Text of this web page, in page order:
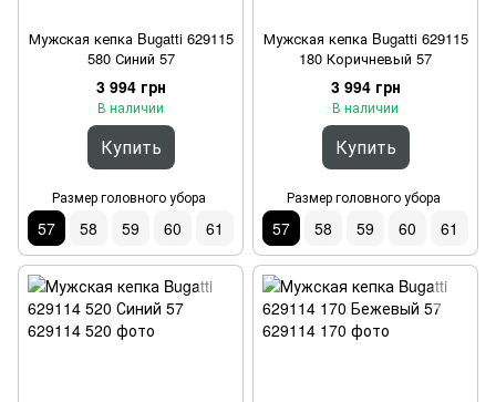
Мужская кепка Bugatti 629115
580 Синий 57
3 994 грн
В наличии
Купить
Размер головного убора
57 58 59 60 61
Мужская кепка Bugatti 629115
180 Коричневый 57
3 994 грн
В наличии
Купить
Размер головного убора
57 58 59 60 61